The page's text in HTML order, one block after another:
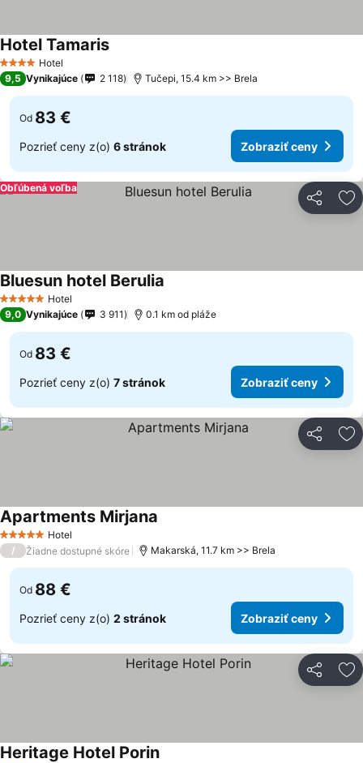
4 Počet hviezdičiek
Hotel
Hotel Tamaris
9,5 Vynikajúce 2 118 Tučepi, 15.4 km >> Brela
Od 83 €
Pozrieť ceny z(o) 6 stránok Zobraziť ceny
Zdieľať
Obľúbená voľba
5 Počet hviezdičiek
Hotel
Bluesun hotel Berulia
9,0 Vynikajúce 3 911 0.1 km od pláže
Od 83 €
Pozrieť ceny z(o) 7 stránok Zobraziť ceny
Zdieľať
5 Počet hviezdičiek
Hotel
Apartments Mirjana
/ Žiadne dostupné skóre Makarská, 11.7 km >> Brela
Od 88 €
Pozrieť ceny z(o) 2 stránok Zobraziť ceny
Zdieľať
Heritage Hotel Porin